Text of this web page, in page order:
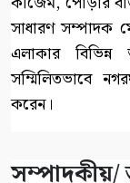
সাধারণ সম্পাদক
এলাকার
সম্মিলিতভাবে
করেন।